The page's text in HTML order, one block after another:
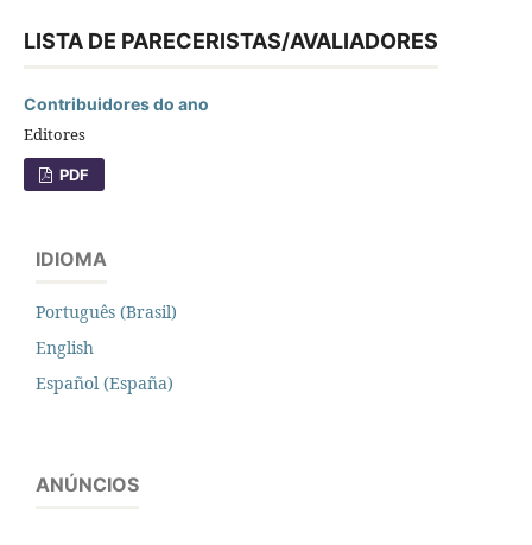
LISTA DE PARECERISTAS/AVALIADORES
Contribuidores do ano
Editores
PDF
IDIOMA
Português (Brasil)
English
Español (España)
ANÚNCIOS